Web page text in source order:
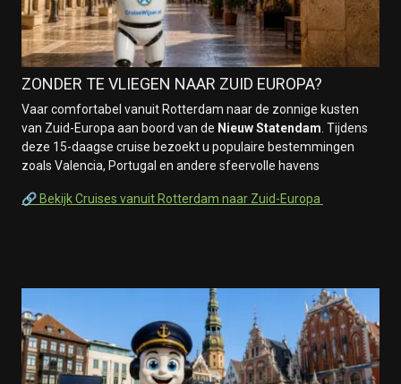
ZONDER TE VLIEGEN NAAR ZUID EUROPA?
Vaar comfortabel vanuit Rotterdam naar de zonnige kusten
van Zuid-Europa aan boord van de Nieuw Statendam . Tijdens
deze 15-daagse cruise bezoekt u populaire bestemmingen
zoals Valencia, Portugal en andere sfeervolle havens
🔗 Bekijk Cruises vanuit Rotterdam naar Zuid-Europa